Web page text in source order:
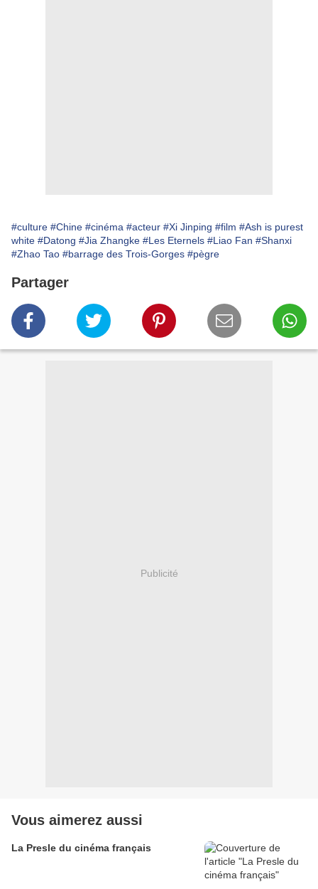
#culture #Chine #cinéma #acteur #Xi Jinping #film #Ash is purest
white #Datong #Jia Zhangke #Les Eternels #Liao Fan #Shanxi
#Zhao Tao #barrage des Trois-Gorges #pègre
Partager
Publicité
Vous aimerez aussi
La Presle du cinéma français